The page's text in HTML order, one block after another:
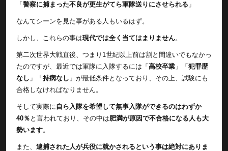
「 警察に捕まった不良が更生がてら軍隊送りにさせられる 」
なんてシーンを見た事がある人もいるはず。
しかし、これらの事は現代では全く当てはまりません。
第二次世界大戦直後、つまり1世紀以上前は割と間違いでもなかっ
たのですが、最近では軍隊に入隊するには「 高校卒業 」「 犯罪歴
なし 」「 持病なし 」が最低条件となっており、その上、試験にも
合格しなければなりません。
そして実際に自ら入隊を希望して無事入隊ができるのはわずか
40％ と言われており、その中は肥満が原因で不合格になる人も大
勢います。
また、 逮捕された人が兵役に就かされるという事は絶対にありま